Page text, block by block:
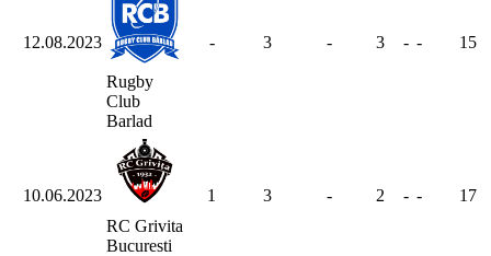
12.08.2023
Rugby
Club
Barlad
- 3 - 3 - - 15
10.06.2023
RC Grivita
Bucuresti
1 3 - 2 - - 17